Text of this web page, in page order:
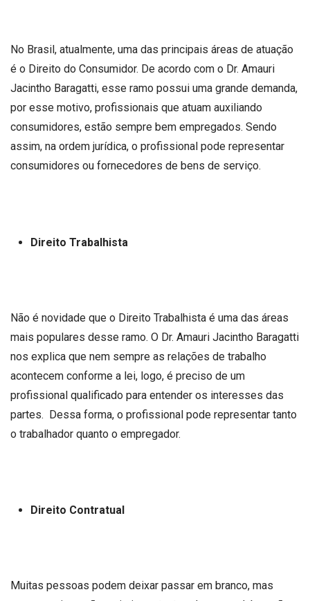
No Brasil, atualmente, uma das principais áreas de atuação
é o Direito do Consumidor. De acordo com o Dr. Amauri
Jacintho Baragatti, esse ramo possui uma grande demanda,
por esse motivo, profissionais que atuam auxiliando
consumidores, estão sempre bem empregados. Sendo
assim, na ordem jurídica, o profissional pode representar
consumidores ou fornecedores de bens de serviço.
Direito Trabalhista
Não é novidade que o Direito Trabalhista é uma das áreas
mais populares desse ramo. O Dr. Amauri Jacintho Baragatti
nos explica que nem sempre as relações de trabalho
acontecem conforme a lei, logo, é preciso de um
profissional qualificado para entender os interesses das
partes. Dessa forma, o profissional pode representar tanto
o trabalhador quanto o empregador.
Direito Contratual
Muitas pessoas podem deixar passar em branco, mas